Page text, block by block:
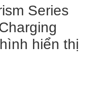
Series
hiển thị